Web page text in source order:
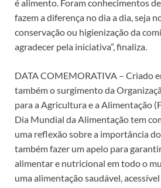
é alimento. Foram conhecimentos
fazem a diferença no dia a dia, seja
conservação ou higienização da
agradecer pela iniciativa”, finaliza.
DATA COMEMORATIVA – Criado
também o surgimento da
para a Agricultura e a Alimentação
Dia Mundial da Alimentação tem
uma reflexão sobre a importância
também fazer um apelo para
alimentar e nutricional em todo o
uma alimentação saudável,